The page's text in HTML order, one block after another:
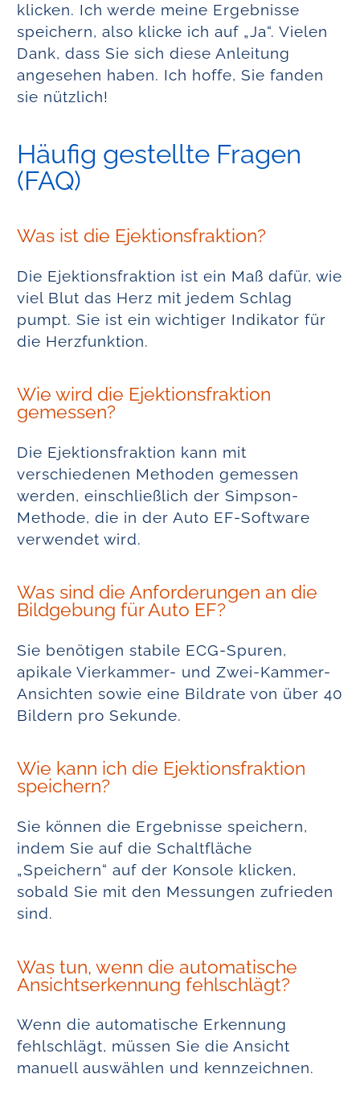
klicken. Ich werde meine Ergebnisse
speichern, also klicke ich auf „Ja“. Vielen
Dank, dass Sie sich diese Anleitung
angesehen haben. Ich hoffe, Sie fanden
sie nützlich!
Häufig gestellte Fragen
(FAQ)
Was ist die Ejektionsfraktion?
Die Ejektionsfraktion ist ein Maß dafür, wie
viel Blut das Herz mit jedem Schlag
pumpt. Sie ist ein wichtiger Indikator für
die Herzfunktion.
Wie wird die Ejektionsfraktion
gemessen?
Die Ejektionsfraktion kann mit
verschiedenen Methoden gemessen
werden, einschließlich der Simpson-
Methode, die in der Auto EF-Software
verwendet wird.
Was sind die Anforderungen an die
Bildgebung für Auto EF?
Sie benötigen stabile ECG-Spuren,
apikale Vierkammer- und Zwei-Kammer-
Ansichten sowie eine Bildrate von über 40
Bildern pro Sekunde.
Wie kann ich die Ejektionsfraktion
speichern?
Sie können die Ergebnisse speichern,
indem Sie auf die Schaltfläche
„Speichern“ auf der Konsole klicken,
sobald Sie mit den Messungen zufrieden
sind.
Was tun, wenn die automatische
Ansichtserkennung fehlschlägt?
Wenn die automatische Erkennung
fehlschlägt, müssen Sie die Ansicht
manuell auswählen und kennzeichnen.